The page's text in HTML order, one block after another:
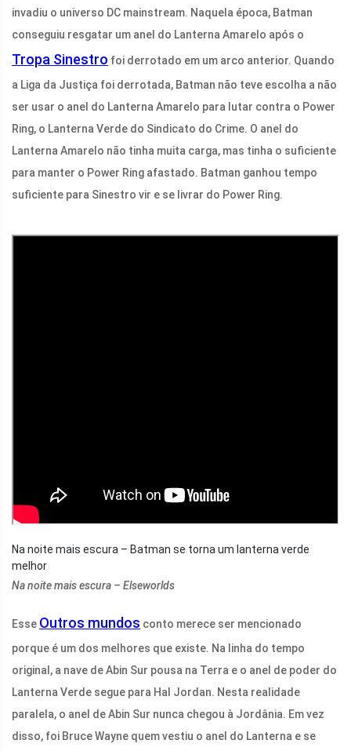
invadiu o universo DC mainstream. Naquela época, Batman
conseguiu resgatar um anel do Lanterna Amarelo após o
Tropa Sinestro foi derrotado em um arco anterior. Quando
a Liga da Justiça foi derrotada, Batman não teve escolha a não
ser usar o anel do Lanterna Amarelo para lutar contra o Power
Ring, o Lanterna Verde do Sindicato do Crime. O anel do
Lanterna Amarelo não tinha muita carga, mas tinha o suficiente
para manter o Power Ring afastado. Batman ganhou tempo
suficiente para Sinestro vir e se livrar do Power Ring.
Na noite mais escura – Batman se torna um lanterna verde
melhor
Na noite mais escura – Elseworlds
Esse Outros mundos conto merece ser mencionado
porque é um dos melhores que existe. Na linha do tempo
original, a nave de Abin Sur pousa na Terra e o anel de poder do
Lanterna Verde segue para Hal Jordan. Nesta realidade
paralela, o anel de Abin Sur nunca chegou à Jordânia. Em vez
disso, foi Bruce Wayne quem vestiu o anel do Lanterna e se